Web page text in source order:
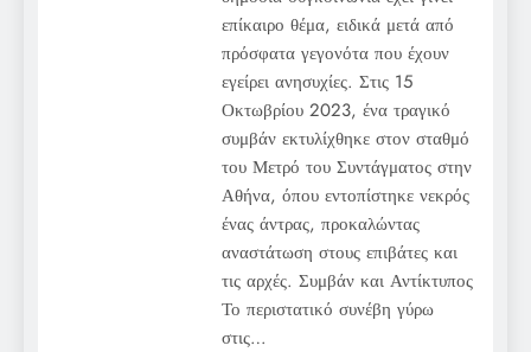
επίκαιρο θέμα, ειδικά μετά από
πρόσφατα γεγονότα που έχουν
εγείρει ανησυχίες. Στις 15
Οκτωβρίου 2023, ένα τραγικό
συμβάν εκτυλίχθηκε στον σταθμό
του Μετρό του Συντάγματος στην
Αθήνα, όπου εντοπίστηκε νεκρός
ένας άντρας, προκαλώντας
αναστάτωση στους επιβάτες και
τις αρχές. Συμβάν και Αντίκτυπος
Το περιστατικό συνέβη γύρω
στις…